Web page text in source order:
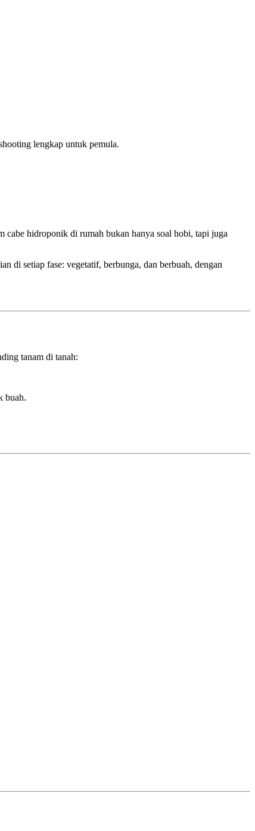
lengkap untuk pemula.
cabe hidroponik di rumah bukan hanya soal hobi, tapi juga
di setiap fase: vegetatif, berbunga, dan berbuah, dengan
tanam di tanah:
buah.